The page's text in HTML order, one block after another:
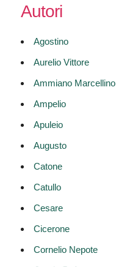
Autori
Agostino
Aurelio Vittore
Ammiano Marcellino
Ampelio
Apuleio
Augusto
Catone
Catullo
Cesare
Cicerone
Cornelio Nepote